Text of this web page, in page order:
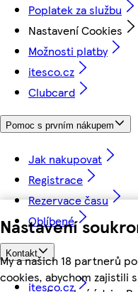
Nastavení
My a našich 18 partnerů
cookies, abychom zajistili
Poplatek za službu
Nastavení Cookies
Možnosti platby
itesco.cz
Clubcard
Pomoc s prvním nákupem
Jak nakupovat
Registrace
Rezervace času
Oblíbené
Kontakt
itesco.cz